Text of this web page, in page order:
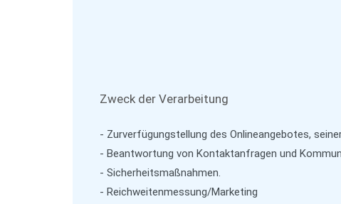
Zweck der Verarbeitung
- Zurverfügungstellung des Onlineangebotes,
- Beantwortung von Kontaktanfragen und
- Sicherheitsmaßnahmen.
- Reichweitenmessung/Marketing